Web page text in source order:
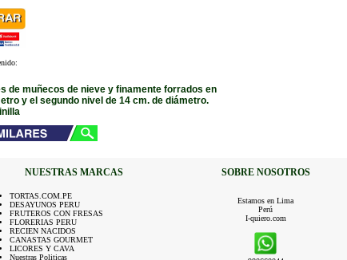
de muñecos de nieve y finamente forrados en
y el segundo nivel de 14 cm. de diámetro.
NUESTRAS MARCAS SOBRE NOSOTROS
TORTAS.COM.PE
DESAYUNOS PERU
FRUTEROS CON FRESAS
FLORERIAS PERU
RECIEN NACIDOS
CANASTAS GOURMET
LICORES Y CAVA
Nuestras Politicas
Estamos en Lima
Perú
I-quiero.com